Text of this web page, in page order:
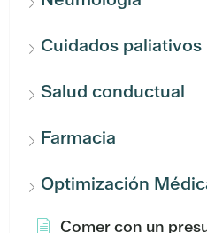
Cuidados paliativos
Salud conductual
Farmacia
Optimización
Comer con un